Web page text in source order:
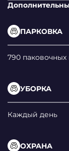
ПАРКОВКА
790
УБОРКА
Каждый день
ОХРАНА